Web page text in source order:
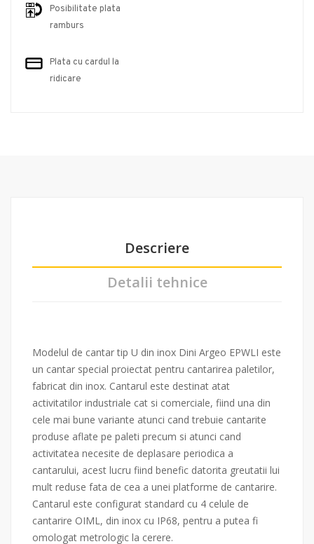
Posibilitate plata
ramburs
Plata cu cardul la
ridicare
Descriere
Detalii tehnice
Modelul de cantar tip U din inox Dini Argeo EPWLI este
un cantar special proiectat pentru cantarirea paletilor,
fabricat din inox. Cantarul este destinat atat
activitatilor industriale cat si comerciale, fiind una din
cele mai bune variante atunci cand trebuie cantarite
produse aflate pe paleti precum si atunci cand
activitatea necesite de deplasare periodica a
cantarului, acest lucru fiind benefic datorita greutatii lui
mult reduse fata de cea a unei platforme de cantarire.
Cantarul este configurat standard cu 4 celule de
cantarire OIML, din inox cu IP68, pentru a putea fi
omologat metrologic la cerere.